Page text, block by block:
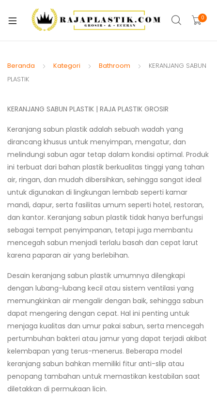
0
Beranda Kategori Bathroom
KERANJANG SABUN
PLASTIK
KERANJANG SABUN PLASTIK | RAJA PLASTIK GROSIR
Keranjang sabun plastik adalah sebuah wadah yang
dirancang khusus untuk menyimpan, mengatur, dan
melindungi sabun agar tetap dalam kondisi optimal. Produk
ini terbuat dari bahan plastik berkualitas tinggi yang tahan
air, ringan, dan mudah dibersihkan, sehingga sangat ideal
untuk digunakan di lingkungan lembab seperti kamar
mandi, dapur, serta fasilitas umum seperti hotel, restoran,
dan kantor. Keranjang sabun plastik tidak hanya berfungsi
sebagai tempat penyimpanan, tetapi juga membantu
mencegah sabun menjadi terlalu basah dan cepat larut
karena paparan air yang berlebihan.
Desain keranjang sabun plastik umumnya dilengkapi
dengan lubang-lubang kecil atau sistem ventilasi yang
memungkinkan air mengalir dengan baik, sehingga sabun
dapat mengering dengan cepat. Hal ini penting untuk
menjaga kualitas dan umur pakai sabun, serta mencegah
pertumbuhan bakteri atau jamur yang dapat terjadi akibat
kelembapan yang terus-menerus. Beberapa model
keranjang sabun bahkan memiliki fitur anti-slip atau
penopang tambahan untuk memastikan kestabilan saat
diletakkan di permukaan licin.